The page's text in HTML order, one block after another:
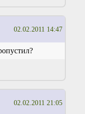
02.02.2011 14:47
02.02.2011 21:05